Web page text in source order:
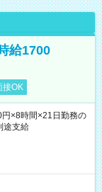
給1700
接OK
×8時間×21日勤務の
途支給